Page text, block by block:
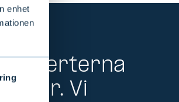
enhet
experterna
Vi